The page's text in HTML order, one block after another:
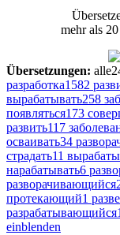
mehr als
Übersetzungen: alle
разработка1582
вырабатывать258
появляться173
развить117
осваивать34
страдать11
нарабатывать6
разворачивающийся
протекающий1
разрабатывающийся
einblenden